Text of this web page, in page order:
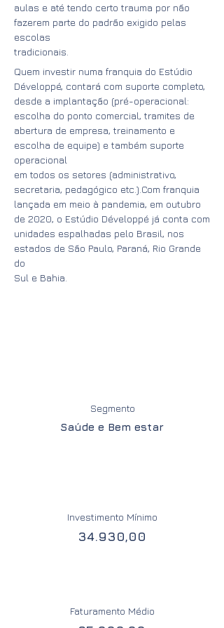
aulas e até tendo certo trauma por não
fazerem parte do padrão exigido pelas
escolas
tradicionais.
Quem investir numa franquia do Estúdio
Développé, contará com suporte completo,
desde a implantação (pré-operacional:
escolha do ponto comercial, tramites de
abertura de empresa, treinamento e
escolha de equipe) e também suporte
operacional
em todos os setores (administrativo,
secretaria, pedagógico etc.).Com franquia
lançada em meio à pandemia, em outubro
de 2020, o Estúdio Développé já conta com
unidades espalhadas pelo Brasil, nos
estados de São Paulo, Paraná, Rio Grande
do
Sul e Bahia.
Segmento
Saúde e Bem estar
Investimento Mínimo
34.930,00
Faturamento Médio